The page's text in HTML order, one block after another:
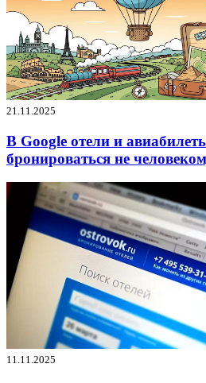
21.11.2025
В Google отели и
бронироваться не
11.11.2025